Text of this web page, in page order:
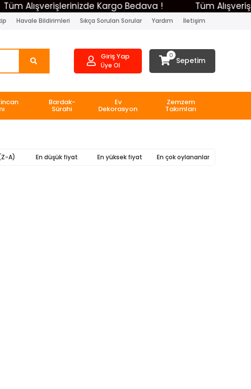
Alışverişlerinizde Kargo Bedava ! Tüm
Havale Bildirimleri Sıkça Sorulan Sorular Yardım İletişim
Giriş Yap
Üye Ol
0
Sepetim
Bardak-
Sürahi
Ev
Dekorasyon
Zemzem
Takımları
A) En düşük fiyat En yüksek fiyat En çok oylananlar